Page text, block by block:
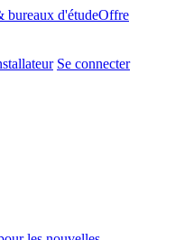
bureaux d'étudeOffre
Se connecter